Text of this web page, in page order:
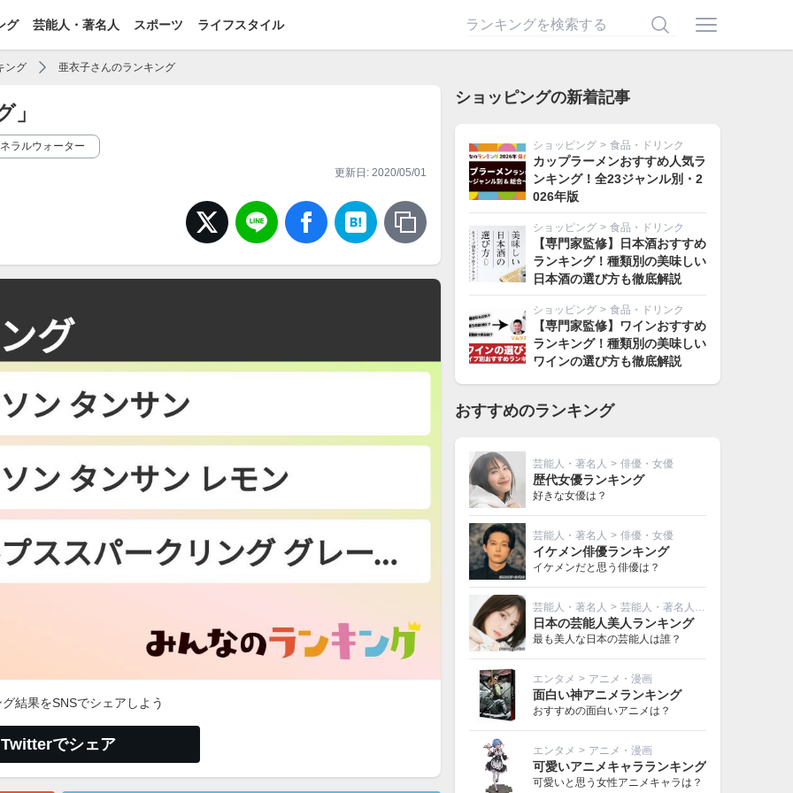
グ 芸能人・著名人 スポーツ ライフスタイル
ング 亜衣子さんのランキング
」
ラルウォーター
更新日: 2020/05/01
結果をSNSでシェアしよう
Twitterでシェア
ショッピングの新着記事
ショッピング > 食品・ドリンク
カップラーメンおすすめ人気ラ
ンキング！全23ジャンル別・2
026年版
ショッピング > 食品・ドリンク
【専門家監修】日本酒おすすめ
ランキング！種類別の美味しい
日本酒の選び方も徹底解説
ショッピング > 食品・ドリンク
【専門家監修】ワインおすすめ
ランキング！種類別の美味しい
ワインの選び方も徹底解説
おすすめのランキング
芸能人・著名人 > 俳優・女優
歴代女優ランキング
好きな女優は？
芸能人・著名人 > 俳優・女優
イケメン俳優ランキング
イケメンだと思う俳優は？
芸能人・著名人 > 芸能人・著名人その他
日本の芸能人美人ランキング
最も美人な日本の芸能人は誰？
エンタメ > アニメ・漫画
面白い神アニメランキング
おすすめの面白いアニメは？
エンタメ > アニメ・漫画
可愛いアニメキャラランキング
可愛いと思う女性アニメキャラは？